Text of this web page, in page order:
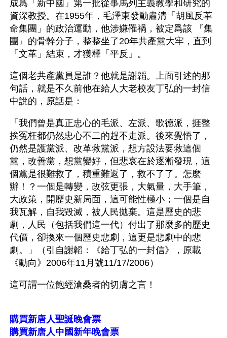
成爲「新中國」第一批從事馬列主義教學和研究的
資深教授。在1955年，毛澤東發動肅清「胡風反革
命集團」的政治運動，他涉嫌罹禍，被定爲該 『集
團』的骨幹分子，整整坐了20年共產黨大牢，直到
「文革」結束，才獲釋「平反」。
這個老共產黨員是誰？他就是謝韜。上面引述的那
句話，就是不久前他在給人大老校友丁弘的一封信
中說的，原話是：
「我們曾是真正忠心的毛派、左派、歌德派，捱整
挨冤枉都仍然忠心不二的趕不走派。後來覺悟了，
仍然是護黨派、改革救黨派，想方設法要救這個
黨，改善黨，想黨變好，但悲哀在於逐漸發現，這
個黨是很難救了，積重難返了，救不了了。怎麼
辦！？一個是轉變，改弦更張，大氣量，大手筆，
大政策，開歷史新局面，這可能性極小；一個是自
我瓦解，自我毀滅，被人民拋棄。這是歷史的悲
劇，人民（包括我們這一代）付出了那麼多的歷史
代價，卻換來一個歷史悲劇，這更是悲劇中的悲
劇。」（引自謝韜：《給丁弘的一封信》，原載
《動向》2006年11月號11/17/2006）
這可謂一位飽經滄桑者的切膚之言！
購買新唐人聖誕晚會票
購買新唐人中國新年晚會票